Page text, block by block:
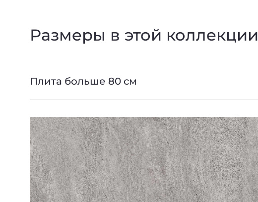
Размеры в этой коллекции
Плита больше 80 см